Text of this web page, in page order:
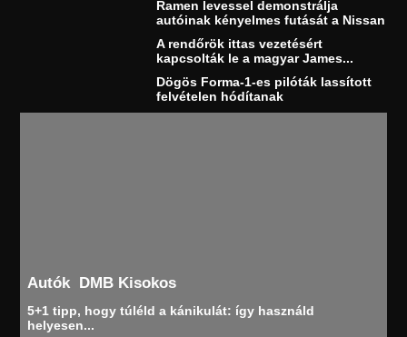
Ramen levessel demonstrálja
autóinak kényelmes futását a Nissan
A rendőrök ittas vezetésért
kapcsolták le a magyar James...
Dögös Forma-1-es pilóták lassított
felvételen hódítanak
Autók DMB Kisokos
5+1 tipp, hogy túléld a kánikulát: így használd
helyesen...